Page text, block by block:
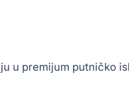
u premijum putničko